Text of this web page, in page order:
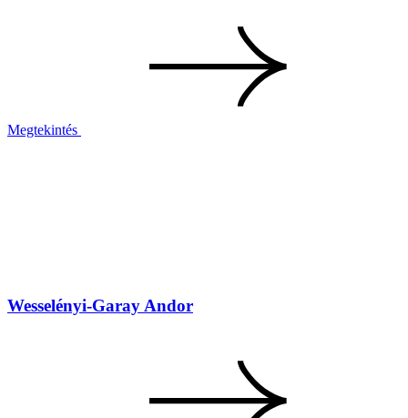
Megtekintés
Wesselényi-Garay Andor